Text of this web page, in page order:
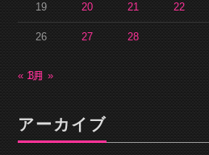
19 20 21 22
26 27 28
« 1月3月 »
アーカイブ